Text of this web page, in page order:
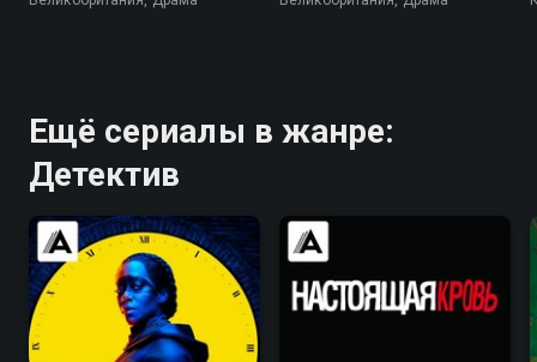
Ещё сериалы в жанре:
Детектив